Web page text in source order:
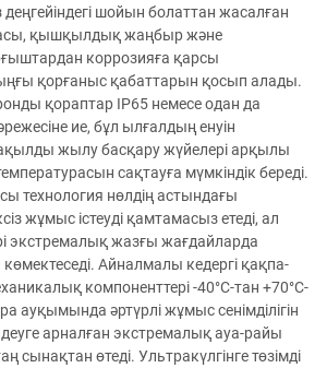
деңгейіндегі шойын болаттан жасалған
қышқылдық жаңбыр және
коррозияға қарсы
қорғаныс қабаттарын қосып алады.
қораптар IP65 немесе одан да
ие, бұл ылғалдың енуін
жылу басқару жүйелері арқылы
сақтауға мүмкіндік береді.
технология нөлдің астындағы
жұмыс істеуді қамтамасыз етеді, ал
экстремалық жазғы жағдайларда
Айналмалы кедергі қақпа-
компоненттері -40°C-тан +70°C-
ауқымында әртүрлі жұмыс сенімділігін
арналған экстремалық ауа-райы
сынақтан өтеді. Ультракүлгінге төзімді